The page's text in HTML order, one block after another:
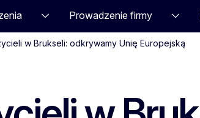
Prowadzenie firmy
w Brukseli: odkrywamy Unię Europejską